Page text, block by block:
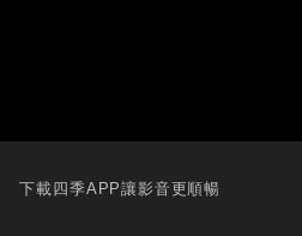
下載四季APP讓影音更順暢